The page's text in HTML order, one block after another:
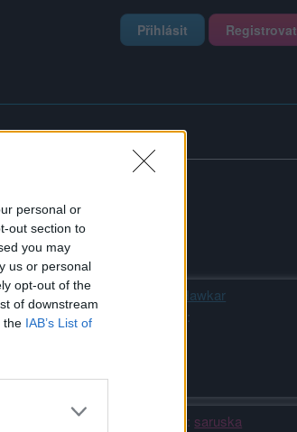
personal or
out section to
you may
us or personal
opt-out of the
of downstream
the IAB’s List of
Přihlásit Registrovat
Hawkar
Říká o mně:
Kamarádka: saruska